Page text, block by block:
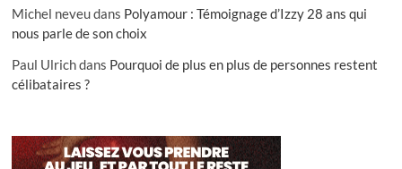
Michel neveudans Polyamour : Témoignage d’Izzy 28 ans qui
nous parle de son choix
Paul Ulrichdans Pourquoi de plus en plus de personnes restent
célibataires ?